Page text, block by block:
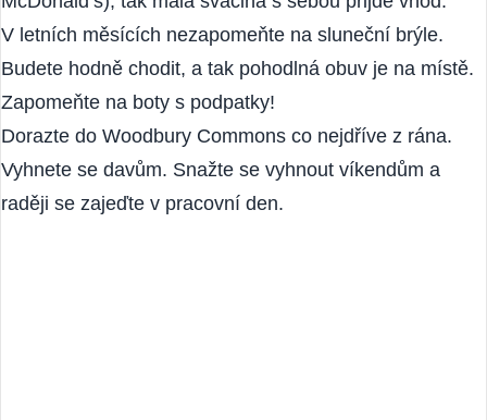
Ačkoliv zde najdete obchody s občerstvením (včetně
McDonald’s), tak malá svačina s sebou přijde vhod.
V letních měsících nezapomeňte na sluneční brýle.
Budete hodně chodit, a tak pohodlná obuv je na místě.
Zapomeňte na boty s podpatky!
Dorazte do Woodbury Commons co nejdříve z rána.
Vyhnete se davům. Snažte se vyhnout víkendům a